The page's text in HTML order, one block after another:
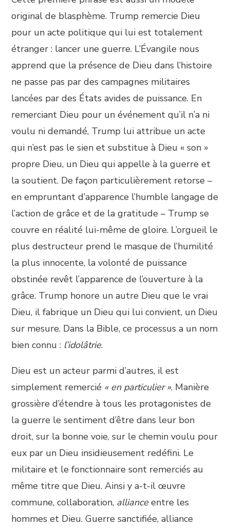
original de blasphème. Trump remercie Dieu
pour un acte politique qui lui est totalement
étranger : lancer une guerre. L’Évangile nous
apprend que la présence de Dieu dans l’histoire
ne passe pas par des campagnes militaires
lancées par des États avides de puissance. En
remerciant Dieu pour un événement qu’il n’a ni
voulu ni demandé, Trump lui attribue un acte
qui n’est pas le sien et substitue à Dieu « son »
propre Dieu, un Dieu qui appelle à la guerre et
la soutient. De façon particulièrement retorse –
en empruntant d’apparence l’humble langage de
l’action de grâce et de la gratitude – Trump se
couvre en réalité lui-même de gloire. L’orgueil le
plus destructeur prend le masque de l’humilité
la plus innocente, la volonté de puissance
obstinée revêt l’apparence de l’ouverture à la
grâce. Trump honore un autre Dieu que le vrai
Dieu, il fabrique un Dieu qui lui convient, un Dieu
sur mesure. Dans la Bible, ce processus a un nom
bien connu : l’idolâtrie.
Dieu est un acteur parmi d’autres, il est
simplement remercié « en particulier ». Manière
grossière d’étendre à tous les protagonistes de
la guerre le sentiment d’être dans leur bon
droit, sur la bonne voie, sur le chemin voulu pour
eux par un Dieu insidieusement redéfini. Le
militaire et le fonctionnaire sont remerciés au
même titre que Dieu. Ainsi y a-t-il œuvre
commune, collaboration, allianceentre les
hommes et Dieu. Guerre sanctifiée, alliance